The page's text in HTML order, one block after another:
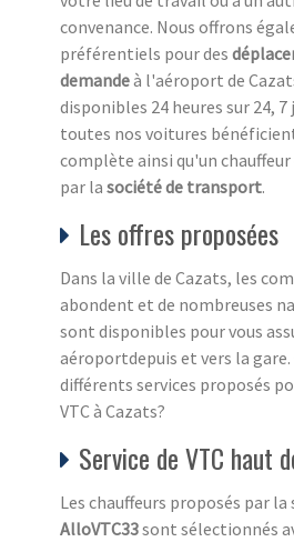
convenance. Nous offrons
préférentiels pour des
demandeà l'aéroport de
disponibles 24 heures sur 24, 7
toutes nos voitures
complète ainsi qu'un
par la société de transport.
Les offres proposées
Dans la ville de Cazats, les
abondent et de nombreuses
sont disponibles pour vous
aéroportdepuis et vers la
différents services proposés
VTC à Cazats?
Service de VTC haut
Les chauffeurs proposés par la
AlloVTC33sont sélectionnés